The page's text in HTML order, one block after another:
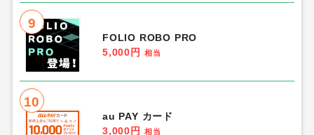
9
FOLIO ROBO PRO
5,000円
相当
10
au PAY カード
3,000円
相当